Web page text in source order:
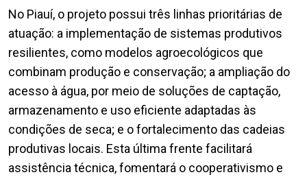
No Piauí, o projeto possui três linhas prioritárias de
atuação: a implementação de sistemas produtivos
resilientes, como modelos agroecológicos que
combinam produção e conservação; a ampliação do
acesso à água, por meio de soluções de captação,
armazenamento e uso eficiente adaptadas às
condições de seca; e o fortalecimento das cadeias
produtivas locais. Esta última frente facilitará
assistência técnica, fomentará o cooperativismo e